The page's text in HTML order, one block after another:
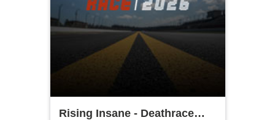
Rising Insane - Deathrace